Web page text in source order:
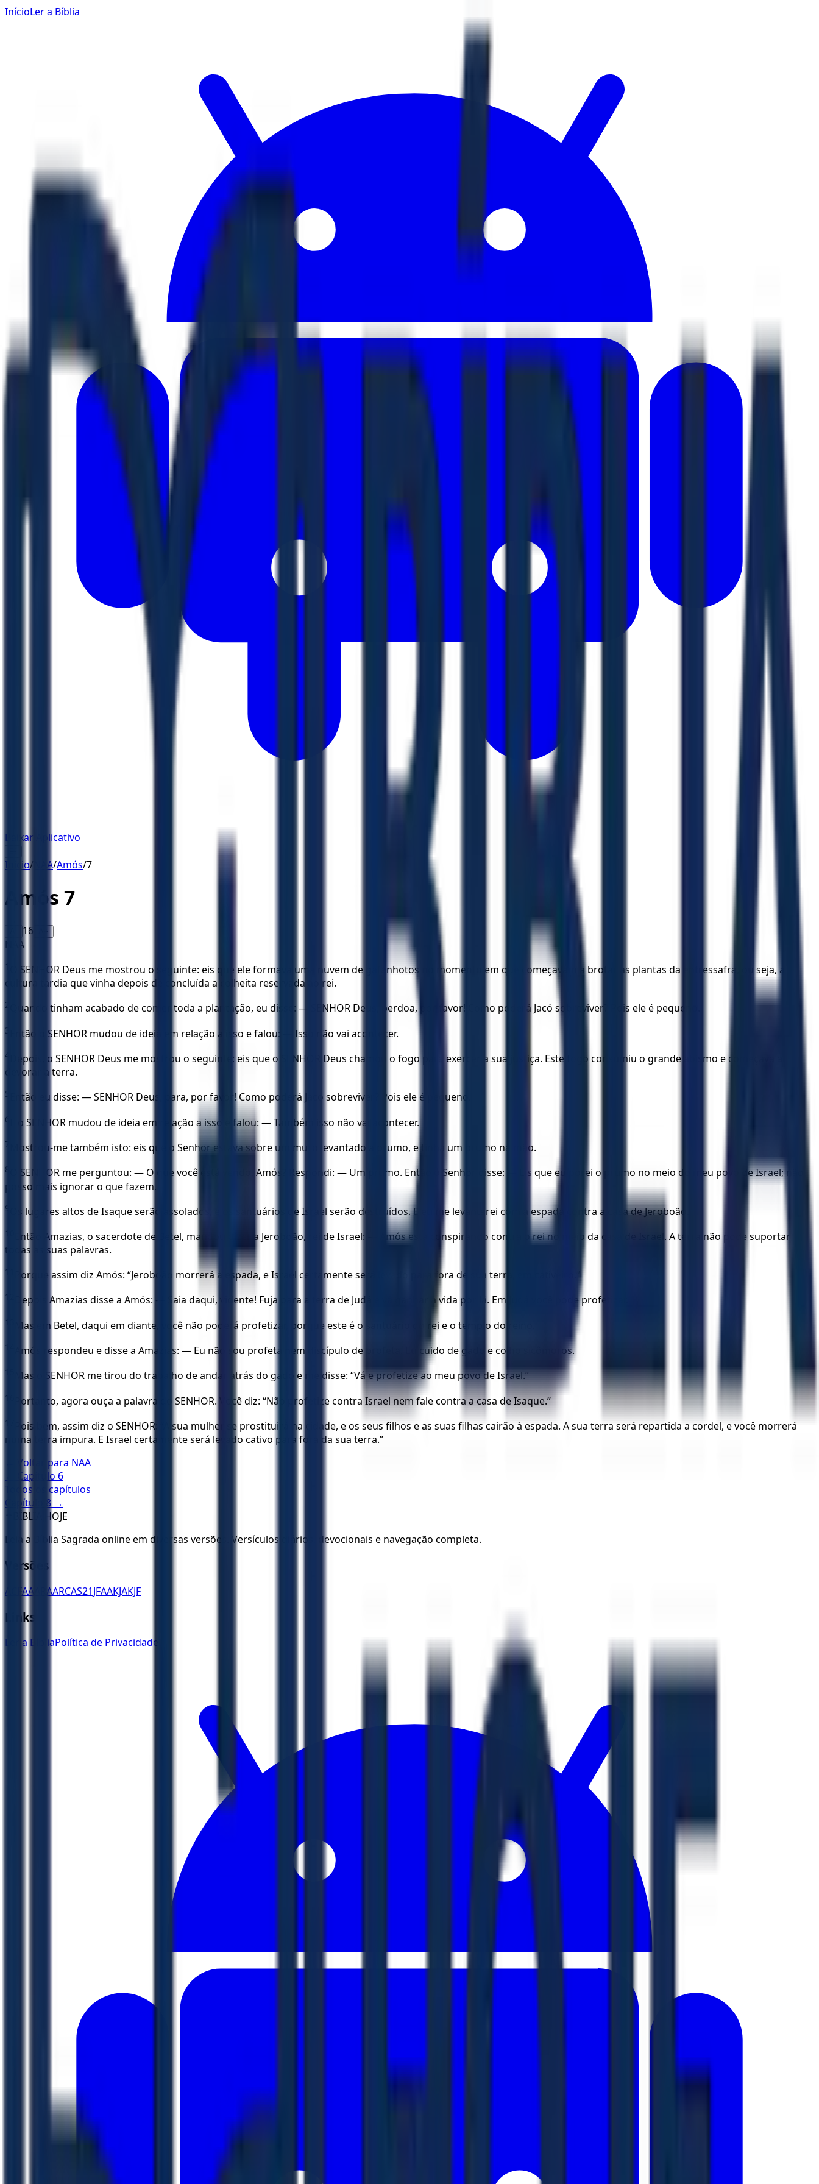
InícioLer a Bíblia
Baixar Aplicativo
Início/ NAA/Amós/7
Amós 7
16 A+
NAA
1
O SENHOR Deus me mostrou o seguinte: eis que ele formava uma nuvem de gafanhotos no momento em que começavam a brotar as plantas da entressafra, ou seja, a
cultura tardia que vinha depois de concluída a colheita reservada ao rei.
2 Quando tinham acabado de comer toda a plantação, eu disse: — SENHOR Deus, perdoa, por favor! Como poderá Jacó sobreviver? Pois ele é pequeno.
3 Então o SENHOR mudou de ideia em relação a isso e falou: — Isso não vai acontecer.
4
Depois, o SENHOR Deus me mostrou o seguinte: eis que o SENHOR Deus chamou o fogo para exercer a sua justiça. Este fogo consumiu o grande abismo e começava a
devorar a terra.
5 Então eu disse: — SENHOR Deus, para, por favor! Como poderá Jacó sobreviver? Pois ele é pequeno.
6 E o SENHOR mudou de ideia em relação a isso e falou: — Também isso não vai acontecer.
7 Mostrou-me também isto: eis que o Senhor estava sobre um muro levantado a prumo, e tinha um prumo na mão.
8
O SENHOR me perguntou: — O que você está vendo, Amós? Respondi: — Um prumo. Então o Senhor disse: — Eis que eu porei o prumo no meio do meu povo de Israel; não
posso mais ignorar o que fazem.
9 Os lugares altos de Isaque serão assolados, e os santuários de Israel serão destruídos. E eu me levantarei com a espada contra a casa de Jeroboão.
10
Então Amazias, o sacerdote de Betel, mandou dizer a Jeroboão, rei de Israel: — Amós está conspirando contra o rei no meio da casa de Israel. A terra não pode suportar
todas as suas palavras.
11 Porque assim diz Amós: “Jeroboão morrerá à espada, e Israel certamente será levado para fora de sua terra, em cativeiro.”
12 Depois Amazias disse a Amós: — Saia daqui, vidente! Fuja para a terra de Judá e vá ganhar a vida por lá. Em Judá você pode profetizar.
13 Mas em Betel, daqui em diante, você não poderá profetizar, porque este é o santuário do rei e o templo do reino.
14 Amós respondeu e disse a Amazias: — Eu não sou profeta nem discípulo de profeta. Eu cuido de gado e colho sicômoros.
15 Mas o SENHOR me tirou do trabalho de andar atrás do gado e me disse: “Vá e profetize ao meu povo de Israel.”
16 Portanto, agora ouça a palavra do SENHOR. Você diz: “Não profetize contra Israel nem fale contra a casa de Isaque.”
17
Pois bem, assim diz o SENHOR: “A sua mulher se prostituirá na cidade, e os seus filhos e as suas filhas cairão à espada. A sua terra será repartida a cordel, e você morrerá
numa terra impura. E Israel certamente será levado cativo para fora da sua terra.”
← Voltar para NAA
← Capítulo 6
Todos os capítulos
Capítulo
8 →
BÍBLIA HOJE
Leia a Bíblia Sagrada online em diversas versões. Versículos diários, devocionais e navegação completa.
Versões
ACFAA ARAARCAS21JFAAKJAKJF
Links
Ler a BíbliaPolítica de Privacidade